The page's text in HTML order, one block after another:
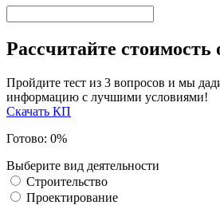
Рассчитайте стоимость
Пройдите тест из 3 вопросов и мы
информацию с лучшими условиями!
Скачать КП
Готово: 0%
Выберите вид деятельности
Строительство
Проектирование